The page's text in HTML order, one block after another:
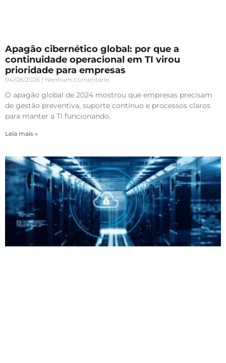
Apagão cibernético global: por que a
continuidade operacional em TI virou
prioridade para empresas
04/08/2026 Nenhum comentário
O apagão global de 2024 mostrou que empresas precisam
de gestão preventiva, suporte contínuo e processos claros
para manter a TI funcionando.
Leia mais »